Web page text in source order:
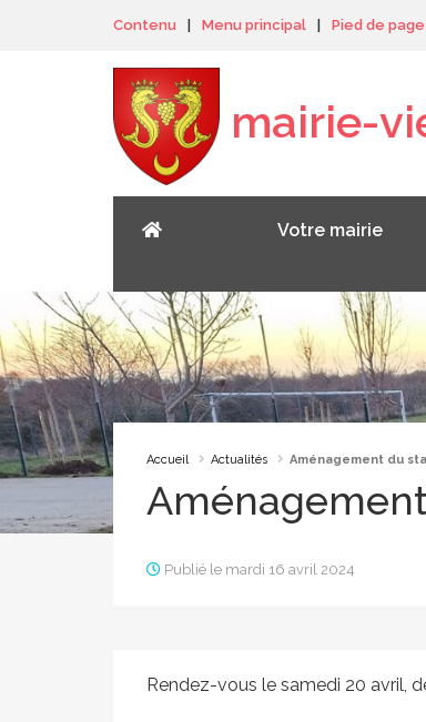
Contenu Menu principal Pied de page
mairie-
Votre mairie
Accueil Actualités Aménagement du
Publié le mardi 16 avril 2024
Rendez-vous le samedi 20 avril,